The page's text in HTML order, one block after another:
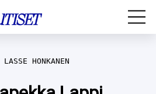
LASSE HONKANEN